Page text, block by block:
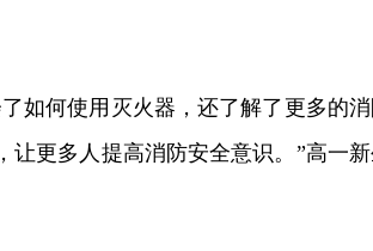
如何使用灭火器，还了解了更多的
让更多人提高消防安全意识。”高一